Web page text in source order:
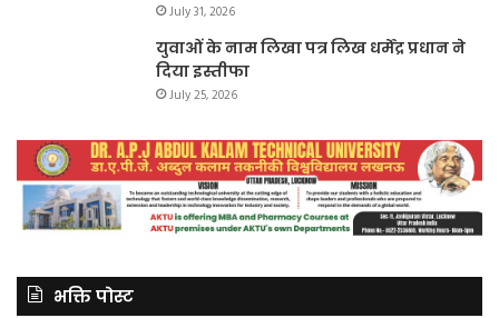
July 31, 2026
युवाओं के नाम लिखा पत्र लिख धर्मेंद्र प्रधान ने
दिया इस्तीफा
July 25, 2026
भक्ति पोस्ट